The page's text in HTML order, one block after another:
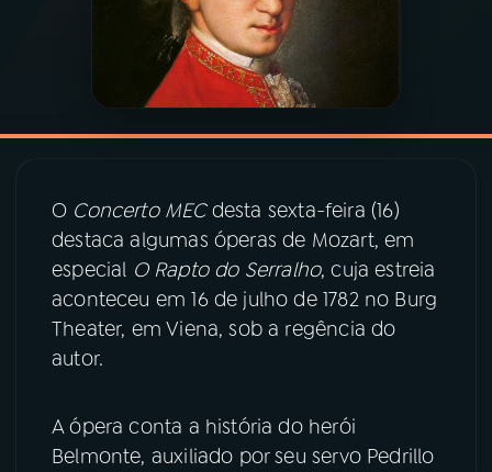
PODCASTS
VIDEOCASTS
08 PRÊMIO RÁDIO MEC
ACOMPANHE A RÁDIO MEC
Instagram X
O Concerto MECdesta sexta-feira (16)
destaca algumas óperas de Mozart, em
especial O Rapto do Serralho, cuja estreia
aconteceu em 16 de julho de 1782 no Burg
Theater, em Viena, sob a regência do
autor.
A ópera conta a história do herói
Belmonte, auxiliado por seu servo Pedrillo